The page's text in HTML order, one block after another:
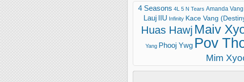
4 Seasons 4L 5 N Tears Amanda Vang
Lauj
IIU Infinity Kace Vang
Huas Hawj Maiv
Yang Phooj Ywg Pov
Mim